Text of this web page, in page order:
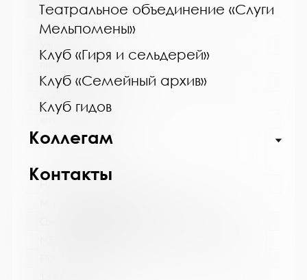
Театральное объединение «Слуги
Мельпомены»
Клуб «Гиря и сельдерей»
Клуб «Семейный архив»
Клуб гидов
Коллегам
Контакты
Город:
Кола
пер. Островский, д. 6
Телефон:
8 (81553) 3-59-88
http://kolabiblio.ru/
Название библиотеки: